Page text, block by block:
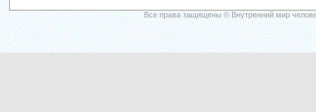
Все права защищены © Внутренний мир